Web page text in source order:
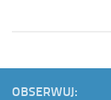
OBSERWUJ: